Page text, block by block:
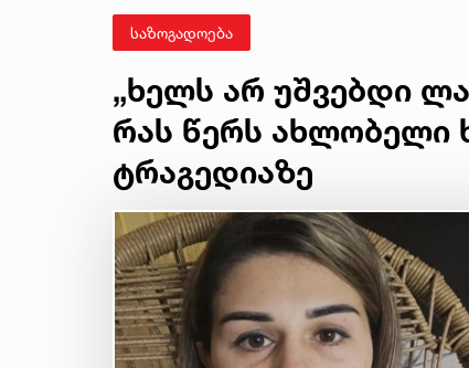
საზოგადოება
„ხელს არ უშვებდი
რას წერს ახლობელი
ტრაგედიაზე